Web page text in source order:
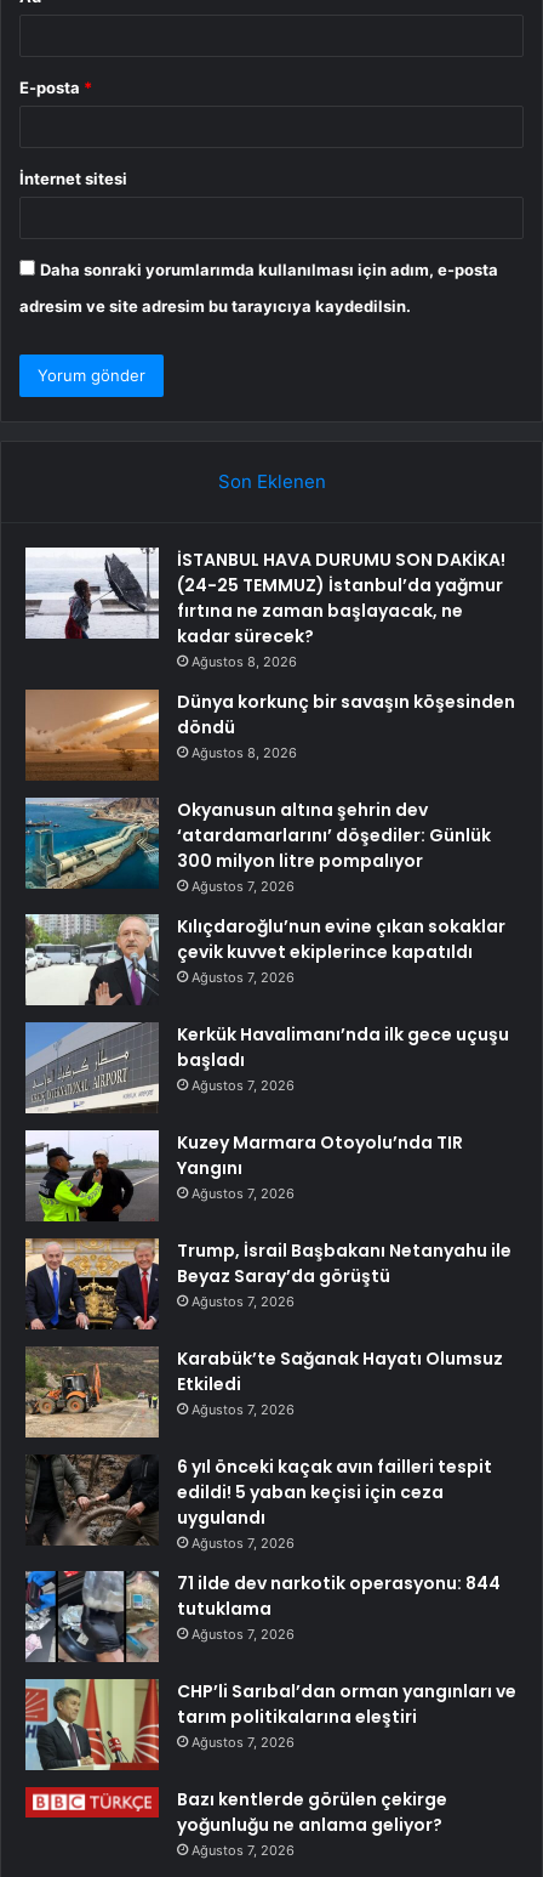
E-posta *
İnternet sitesi
Daha sonraki yorumlarımda kullanılması için adım, e-posta
adresim ve site adresim bu tarayıcıya kaydedilsin.
Son Eklenen
İSTANBUL HAVA DURUMU SON DAKİKA!
(24-25 TEMMUZ) İstanbul’da yağmur
fırtına ne zaman başlayacak, ne
kadar sürecek?
Ağustos 8, 2026
Dünya korkunç bir savaşın köşesinden
döndü
Ağustos 8, 2026
Okyanusun altına şehrin dev
‘atardamarlarını’ döşediler: Günlük
300 milyon litre pompalıyor
Ağustos 7, 2026
Kılıçdaroğlu’nun evine çıkan sokaklar
çevik kuvvet ekiplerince kapatıldı
Ağustos 7, 2026
Kerkük Havalimanı’nda ilk gece uçuşu
başladı
Ağustos 7, 2026
Kuzey Marmara Otoyolu’nda TIR
Yangını
Ağustos 7, 2026
Trump, İsrail Başbakanı Netanyahu ile
Beyaz Saray’da görüştü
Ağustos 7, 2026
Karabük’te Sağanak Hayatı Olumsuz
Etkiledi
Ağustos 7, 2026
6 yıl önceki kaçak avın failleri tespit
edildi! 5 yaban keçisi için ceza
uygulandı
Ağustos 7, 2026
71 ilde dev narkotik operasyonu: 844
tutuklama
Ağustos 7, 2026
CHP’li Sarıbal’dan orman yangınları ve
tarım politikalarına eleştiri
Ağustos 7, 2026
Bazı kentlerde görülen çekirge
yoğunluğu ne anlama geliyor?
Ağustos 7, 2026